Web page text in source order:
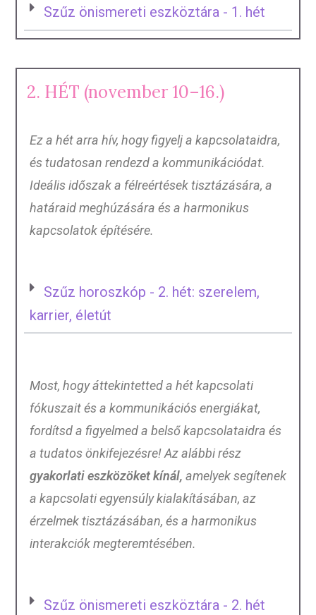
Szűz önismereti eszköztára - 1. hét
2. HÉT (november 10–16.)
Ez a hét arra hív, hogy figyelj a kapcsolataidra,
és tudatosan rendezd a kommunikációdat.
Ideális időszak a félreértések tisztázására, a
határaid meghúzására és a harmonikus
kapcsolatok építésére.
Szűz horoszkóp - 2. hét: szerelem,
karrier, életút
Most, hogy áttekintetted a hét kapcsolati
fókuszait és a kommunikációs energiákat,
fordítsd a figyelmed a belső kapcsolataidra és
a tudatos önkifejezésre! Az alábbi rész
gyakorlati eszközöket kínál, amelyek segítenek
a kapcsolati egyensúly kialakításában, az
érzelmek tisztázásában, és a harmonikus
interakciók megteremtésében.
Szűz önismereti eszköztára - 2. hét